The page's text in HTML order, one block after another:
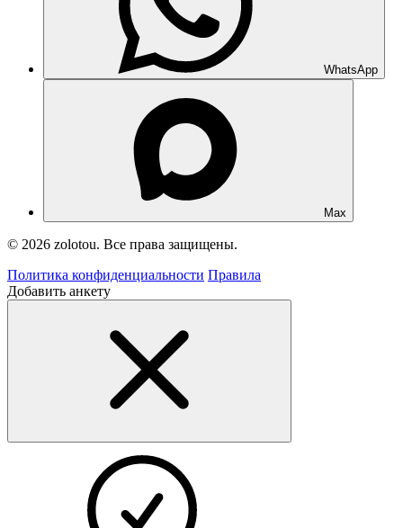
WhatsApp
Max
© 2026 zolotou. Все права защищены.
Политика конфиденциальности Правила
Добавить анкету